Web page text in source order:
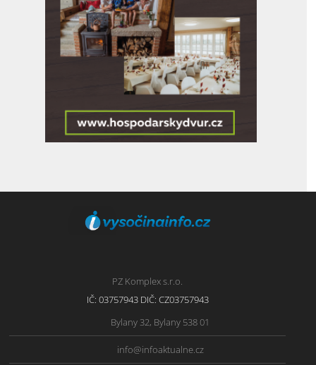
PZ Komplex s.r.o.
IČ: 03757943 DIČ: CZ03757943
Bylany 32, Bylany 538 01
info@infoaktualne.cz